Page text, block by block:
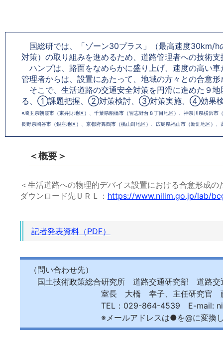
国総研では、「ゾーン30プラス」（最高速度30km/h
対策）の取り組みを進めるため、道路管理者への技術
ハンプは、路面をなめらかに盛り上げ、速度の高い
管理者からは、設置にあたって、地域の方々との合意
そこで、生活道路の交通安全対策を円滑に進めた９
る、①課題把握、②対策検討、③対策実施、④効果検
※埼玉県朝霞市（東弁財地区）、千葉県船橋市（習志野台８丁目地区）、神奈川県横浜市
長野県岡谷市（銀座地区）、京都府舞鶴市（桃山町地区）、広島県福山市（新涯地区）
＜概要＞
＜生活道路への物理的デバイス設置における合意形成の
ダウンロード先ＵＲＬ： https://www.nilim.go.jp/lab/
記者発表資料（PDF）
（問い合わせ先）
国土技術政策総合研究所 道路交通研究部 道路交
室長 大橋 幸子、主任研究官 藤
TEL：029-864-4539 E-mail: nil-
※メールアドレスは●を@に変換して